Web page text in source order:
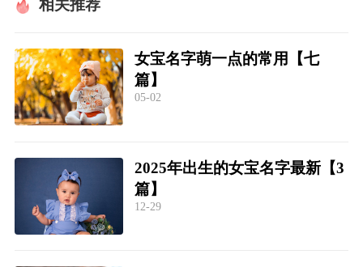
相关推荐
女宝名字萌一点的常用【七
篇】
05-02
2025年出生的女宝名字最新【3
篇】
12-29